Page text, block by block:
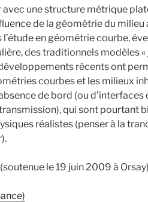
avec une structure métrique
de la géométrie du milieu
en géométrie courbe,
des traditionnels modèles «
récents ont
courbes et les milieux
de bord (ou
qui sont pourtant
réalistes (penser à la
le 19 juin 2009 à